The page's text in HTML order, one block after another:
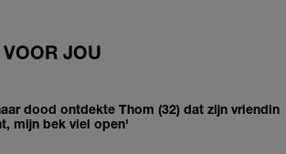
JOU
dood ontdekte Thom (32) dat zijn vriendin
mijn bek viel open'